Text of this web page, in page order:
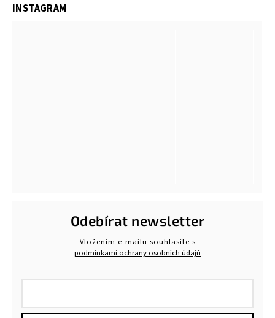
INSTAGRAM
Odebírat newsletter
Vložením e-mailu souhlasíte s
podmínkami ochrany osobních údajů